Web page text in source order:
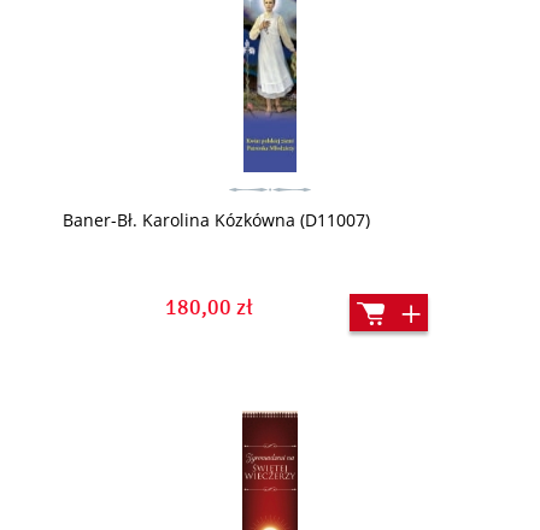
Baner-Bł. Karolina Kózkówna (D11007)
180,00 zł